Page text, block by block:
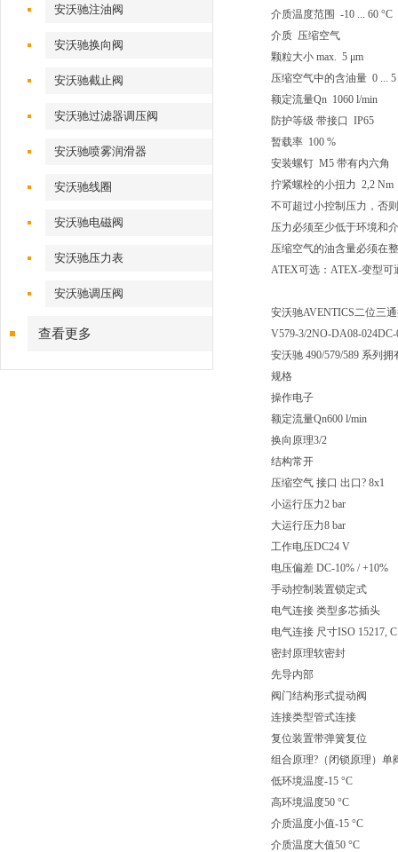
安沃驰注油阀
安沃驰换向阀
安沃驰截止阀
安沃驰过滤器调压阀
安沃驰喷雾润滑器
安沃驰线圈
安沃驰电磁阀
安沃驰压力表
安沃驰调压阀
查看更多
介质温度范围 -10 ... 60 °C
介质 压缩空气
颗粒大小 max. 5 μm
压缩空气中的含油量 0 ...
额定流量Qn 1060 l/min
防护等级 带接口 IP65
暂载率 100 %
安装螺钉 M5 带有内六角
拧紧螺栓的小扭力 2,2 Nm
不可超过小控制压力，否
压力必须至少低于环境和
压缩空气的油含量必须在
ATEX可选：ATEX-变型
安沃驰AVENTICS二位三
V579-3/2NO-DA08-
安沃驰 490/579/589 系列
规格
操作电子
额定流量Qn600 l/min
换向原理3/2
结构常开
压缩空气 接口 出口? 8x1
小运行压力2 bar
大运行压力8 bar
工作电压DC24 V
电压偏差 DC-10% / +10%
手动控制装置锁定式
电气连接 类型多芯插头
电气连接 尺寸ISO 15217,
密封原理软密封
先导内部
阀门结构形式提动阀
连接类型管式连接
复位装置带弹簧复位
组合原理?（闭锁原理）单
低环境温度-15 °C
高环境温度50 °C
介质温度小值-15 °C
介质温度大值50 °C